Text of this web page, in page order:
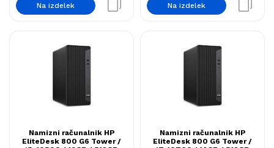
Na izdelek Na izdelek
Namizni računalnik HP
EliteDesk 800 G6 Tower /
Namizni računalnik HP
EliteDesk 800 G6 Tower /